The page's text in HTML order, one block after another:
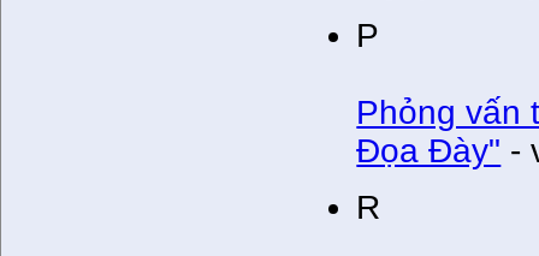
P
Phỏng vấn
Đọa Đày" -
R